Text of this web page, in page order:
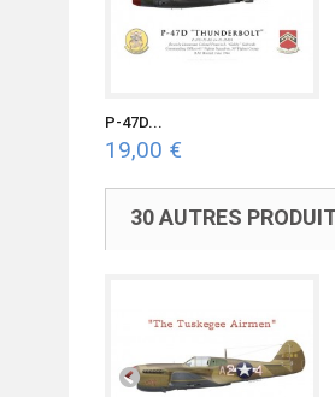
P-47D...
19,00 €
30 AUTRES